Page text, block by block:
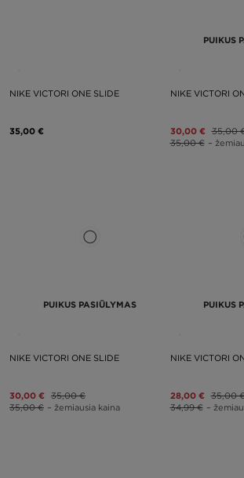
NIKE VICTORI ONE SLIDE
35,00 €
PUIKUS
NIKE VICTORI
30,00 € 35,00
35,00 € –
PUIKUS PASIŪLYMAS
NIKE VICTORI ONE SLIDE
30,00 € 35,00 €
35,00 € – žemiausia kaina
PUIKUS
NIKE VICTORI
28,00 € 35,00
34,99 € –